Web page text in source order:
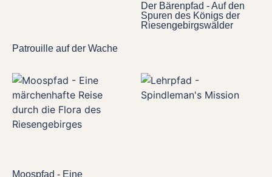
Patrouille auf der Wache
Der Bärenpfad - Auf den
Spuren des Königs der
Riesengebirgswälder
Moospfad - Eine